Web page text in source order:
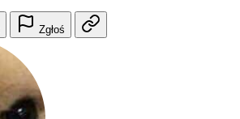
Zgłoś